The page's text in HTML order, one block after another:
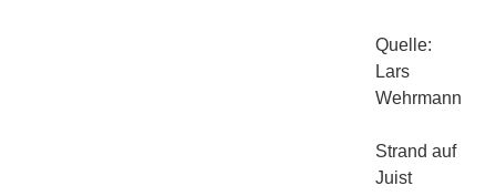
Quelle:
Lars
Wehrmann
Strand auf
Juist